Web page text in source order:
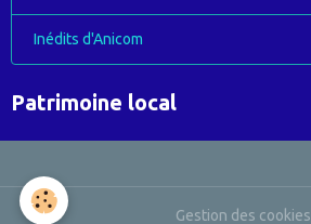
Inédits d'Anicom
Patrimoine local
Gestion des cookies